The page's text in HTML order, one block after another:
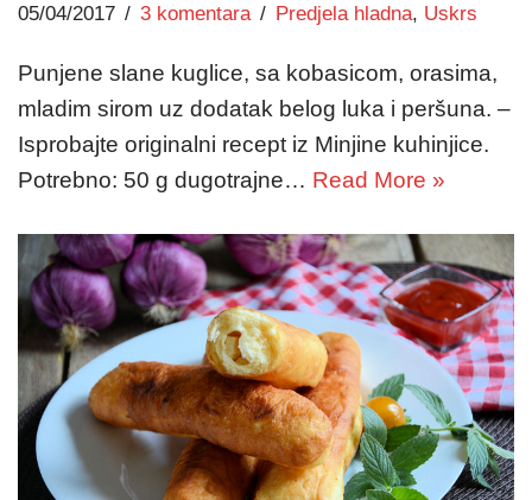
05/04/2017 3 komentara Predjela hladna, Uskrs
Punjene slane kuglice, sa kobasicom, orasima,
mladim sirom uz dodatak belog luka i peršuna. –
Isprobajte originalni recept iz Minjine kuhinjice.
Potrebno: 50 g dugotrajne… Read More »